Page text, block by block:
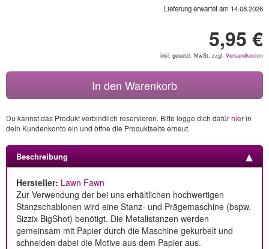
Lieferung erwartet am 14.08.2026
5,95 €
inkl. gesetzl. MwSt, zzgl. Versandkosten
In den Warenkorb
Du kannst das Produkt verbindlich reservieren. Bitte logge dich dafürhierin
dein Kundenkonto ein und öffne die Produktseite erneut.
Beschreibung
Hersteller: Lawn Fawn
Zur Verwendung der bei uns erhältlichen hochwertigen
Stanzschablonen wird eine Stanz- und Prägemaschine (bspw.
Sizzix BigShot) benötigt. Die Metallstanzen werden
gemeinsam mit Papier durch die Maschine gekurbelt und
schneiden dabei die Motive aus dem Papier aus.